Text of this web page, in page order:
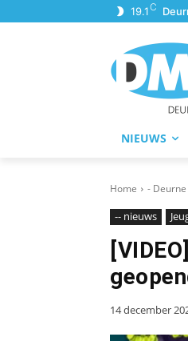
19.1C
NIEUWS
Home - Deurne
-- nieuws
14 december